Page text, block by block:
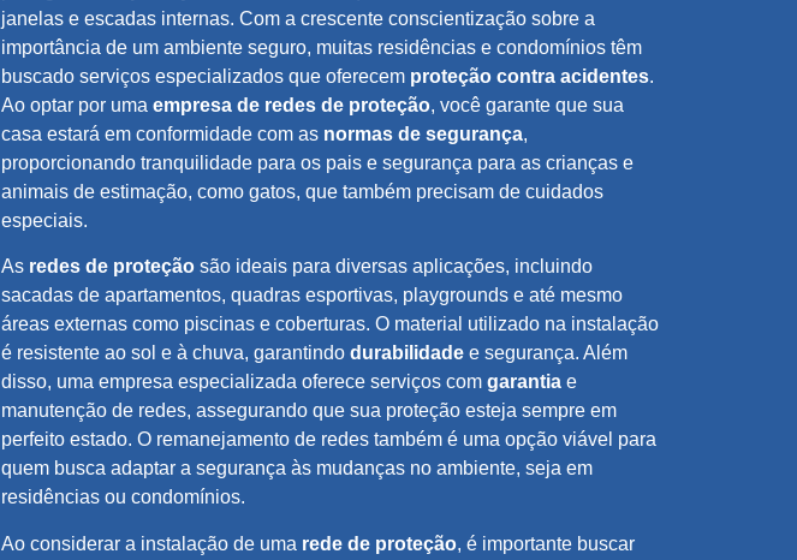
janelas e escadas internas. Com a crescente conscientização sobre a
importância de um ambiente seguro, muitas residências e condomínios têm
buscado serviços especializados que oferecem proteção contra acidentes.
Ao optar por uma empresa de redes de proteção, você garante que sua
casa estará em conformidade com as normas de segurança,
proporcionando tranquilidade para os pais e segurança para as crianças e
animais de estimação, como gatos, que também precisam de cuidados
especiais.
As redes de proteção são ideais para diversas aplicações, incluindo
sacadas de apartamentos, quadras esportivas, playgrounds e até mesmo
áreas externas como piscinas e coberturas. O material utilizado na instalação
é resistente ao sol e à chuva, garantindo durabilidade e segurança. Além
disso, uma empresa especializada oferece serviços com garantia e
manutenção de redes, assegurando que sua proteção esteja sempre em
perfeito estado. O remanejamento de redes também é uma opção viável para
quem busca adaptar a segurança às mudanças no ambiente, seja em
residências ou condomínios.
Ao considerar a instalação de uma rede de proteção, é importante buscar